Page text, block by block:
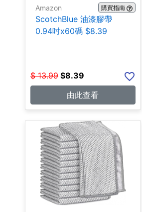
Amazon 購買指南
ScotchBlue 油漆膠帶
0.94吋x60碼 $8.39
$ 13.99 $8.39
由此查看